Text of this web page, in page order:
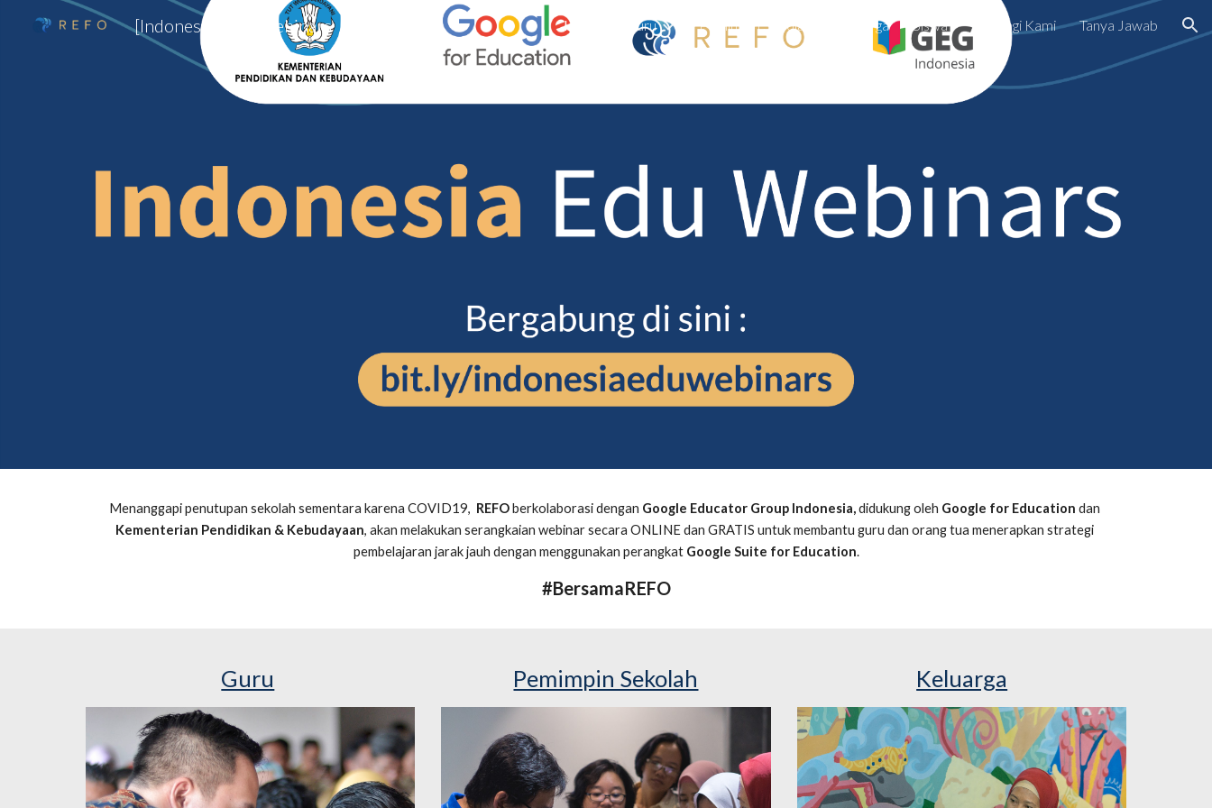
Skip to main content Skip to navigation
[Indonesia] Edu Webinars Home Guru Pemimpin Sekolah Keluarga Siswa Hubungi Kami Tanya Jawab
Menanggapi penutupan sekolah sementara karena COVID19, REFO berkolaborasi dengan Google Educator Group Indonesia,didukung oleh Google for Education
Kementerian Pendidikan & Kebudayaan, akan melakukan serangkaian webinar secara ONLINE dan GRATIS untuk membantu guru dan orang tua menerapkan strategi
pembelajaran jarak jauh dengan menggunakan perangkat Google Suite for Education.
#BersamaREFO
Guru Pemimpin Sekolah Keluarga